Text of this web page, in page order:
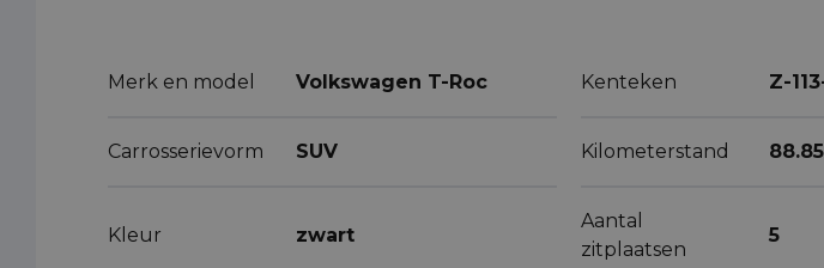
Merk en model Volkswagen T-Roc Kenteken Z-
Carrosserievorm SUV Kilometerstand
Kleur zwart
Aantal
zitplaatsen
5